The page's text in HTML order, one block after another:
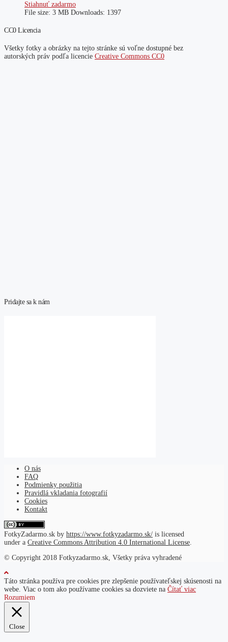
Stiahnuť zadarmo
File size: 3 MB Downloads: 1397
CC0 Licencia
Všetky fotky a obrázky na tejto stránke sú voľne dostupné bez
autorských práv podľa licencie Creative Commons CC0
Pridajte sa k nám
O nás
FAQ
Podmienky použitia
Pravidlá vkladania fotografií
Cookies
Kontakt
FotkyZadarmo.sk by https://www.fotkyzadarmo.sk/ is licensed
under a Creative Commons Attribution 4.0 International License
© Copyright 2018 Fotkyzadarmo.sk, Všetky práva vyhradené
Táto stránka používa pre cookies pre zlepšenie používateľskej skúsenosti na
webe. Viac o tom ako používame cookies sa dozviete na Čítať viac
Rozumiem
Close